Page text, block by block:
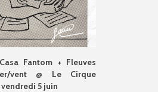
Fantom + Fleuves
vent @ Le Cirque
5 juin